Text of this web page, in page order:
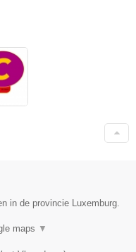
in de provincie Luxemburg.
maps ▼